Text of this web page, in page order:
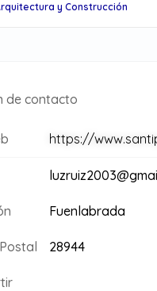
y Construcción
de contacto
https://
Fuenlabrada
28944